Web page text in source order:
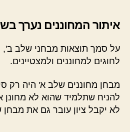
איתור המחוננים נערך
על סמך תוצאות מבחני שלב ב',
לחוגים למחוננים ולמצטיינים.
מבחן מחוננים שלב א' היה רק
להניח שתלמיד שהוא לא
לא יקבל ציון עובר גם את